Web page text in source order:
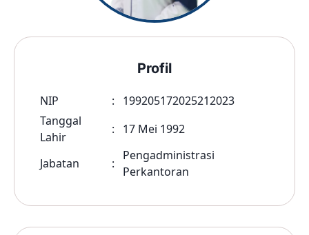
Profil
NIP :
199205172025212023
Tanggal
Lahir
: 17 Mei 1992
Jabatan :
Pengadministrasi
Perkantoran